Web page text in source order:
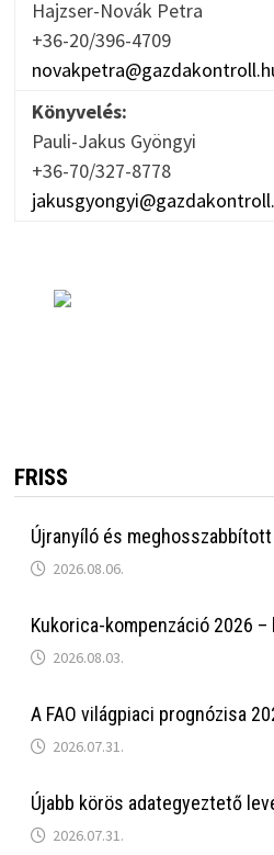
Hajzser-Novák Petra
+36-20/396-4709
Könyvelés:
Pauli-Jakus Gyöngyi
+36-70/327-8778
FRISS
Újranyíló és
2026.08.06.
Kukorica-kompenzáció 2026 –
2026.08.03.
A FAO világpiaci prognózisa
2026.07.31.
Újabb körös adategyeztető
2026.07.31.